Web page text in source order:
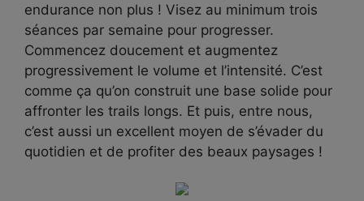
endurance non plus ! Visez au minimum trois
séances par semaine pour progresser.
Commencez doucement et augmentez
progressivement le volume et l’intensité. C’est
comme ça qu’on construit une base solide pour
affronter les trails longs. Et puis, entre nous,
c’est aussi un excellent moyen de s’évader du
quotidien et de profiter des beaux paysages !